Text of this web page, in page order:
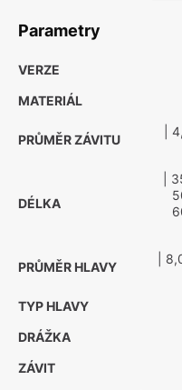
Parametry
VERZE
MATERIÁL
PRŮMĚR ZÁVITU
|
DÉLKA
|
PRŮMĚR HLAVY
|
TYP HLAVY
DRÁŽKA
ZÁVIT